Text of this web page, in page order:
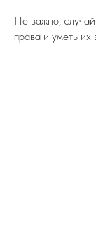
Не важно,
права и уметь